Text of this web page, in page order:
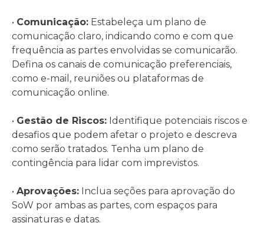
• Comunicação: Estabeleça um plano de
comunicação claro, indicando como e com que
frequência as partes envolvidas se comunicarão.
Defina os canais de comunicação preferenciais,
como e-mail, reuniões ou plataformas de
comunicação online.
• Gestão de Riscos: Identifique potenciais riscos e
desafios que podem afetar o projeto e descreva
como serão tratados. Tenha um plano de
contingência para lidar com imprevistos.
• Aprovações: Inclua seções para aprovação do
SoW por ambas as partes, com espaços para
assinaturas e datas.